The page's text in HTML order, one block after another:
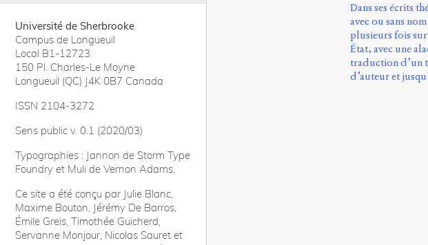
Université de Sherbrooke
Campus de Longueuil
Local B1-12723
150 Pl. Charles-Le Moyne
Longueuil (QC) J4K 0B7 Canada
ISSN 2104-3272
Sens public v. 0.1 (2020/03)
Typographies : Jannon de Storm Type
Foundry et Muli de Vernon Adams.
Ce site a été conçu par Julie Blanc,
Maxime Bouton, Jérémy De Barros,
Émile Greis, Timothée Guicherd,
Servanne Monjour, Nicolas Sauret et
Dans ses écrits
avec ou sans
plusieurs fois
État, avec une
traduction d’un
d’auteur et